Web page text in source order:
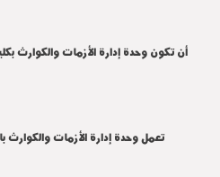
أن تكون وحدة إدارة الأزمات والكوارث
تعمل وحدة إدارة الأزمات والكوارث